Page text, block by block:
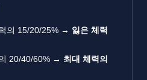
의 15/20/25% → 잃은 체력
20/40/60% → 최대 체력의